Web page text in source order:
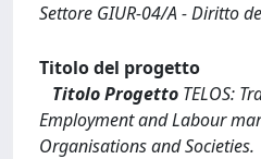
Settore GIUR-04/A - Diritto
Titolo del progetto
Titolo Progetto TELOS:
Employment and Labour
Organisations and Societies.